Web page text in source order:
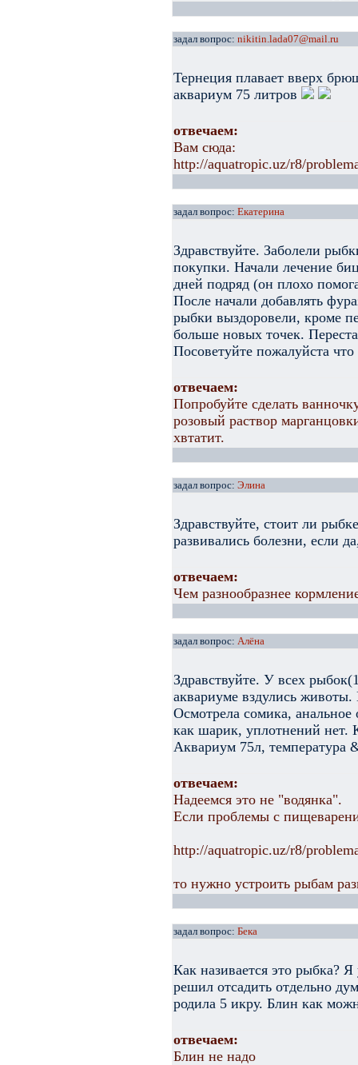
задал вопрос: nikitin.lada07@mail.ru
Тернеция плавает вверх
аквариум 75 литров
отвечаем:
Вам сюда:
http://aquatropic.uz/r8/
задал вопрос: Екатерина
Здравствуйте. Заболели
покупки. Начали лечение
дней подряд (он плохо
После начали добавлять
рыбки выздоровели, кроме
больше новых точек.
Посоветуйте пожалуйста
отвечаем:
Попробуйте сделать
розовый раствор
хвтатит.
задал вопрос: Элина
Здравствуйте, стоит ли
развивались болезни, если
отвечаем:
Чем разнообразнее
задал вопрос: Алёна
Здравствуйте. У всех
аквариуме вздулись
Осмотрела сомика, анальное
как шарик, уплотнений нет.
Аквариум 75л, температура
отвечаем:
Надеемся это не "водянка".
Если проблемы с
http://aquatropic.uz/r8/
то нужно устроить рыбам
задал вопрос: Бека
Как називается это рыбка?
решил отсадить отдельно
родила 5 икру. Блин как
отвечаем:
Блин не надо